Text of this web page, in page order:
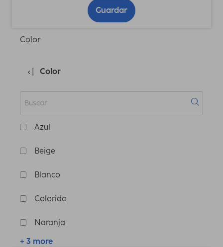
Guardar
Color
Color
Azul
Beige
Blanco
Colorido
Naranja
+ 3 more